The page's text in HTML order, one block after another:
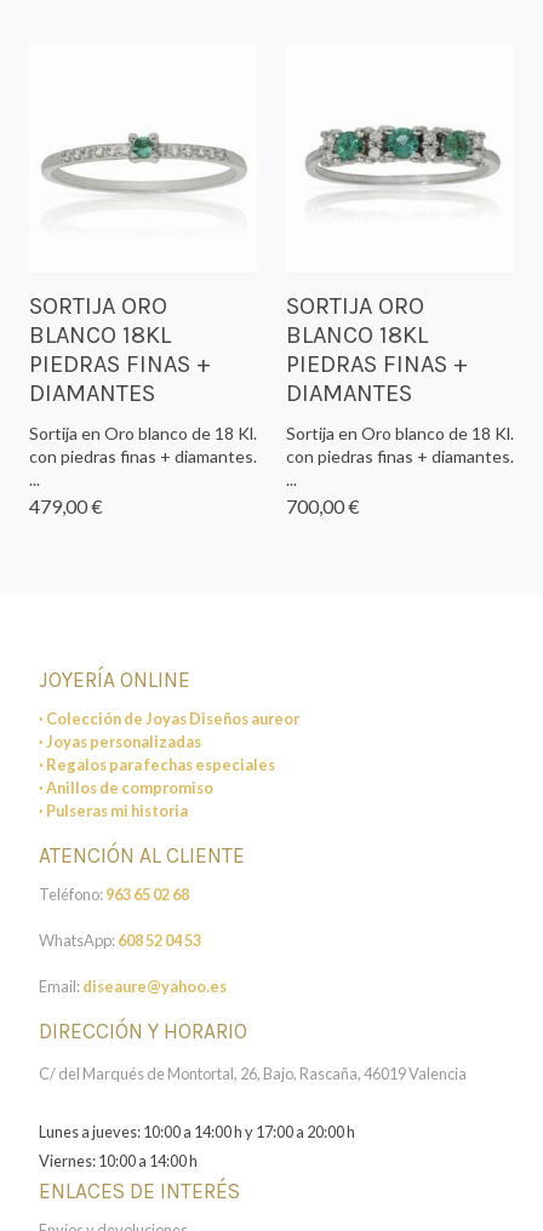
SORTIJA ORO
BLANCO 18KL
PIEDRAS FINAS +
DIAMANTES
Sortija en Oro blanco de 18 Kl.
con piedras finas + diamantes.
...
479,00 €
SORTIJA ORO
BLANCO 18KL
PIEDRAS FINAS +
DIAMANTES
Sortija en Oro blanco de 18 Kl.
con piedras finas + diamantes.
...
700,00 €
JOYERÍA ONLINE
· Colección de Joyas Diseños aureor
· Joyas personalizadas
· Regalos para fechas especiales
· Anillos de compromiso
· Pulseras mi historia
ATENCIÓN AL CLIENTE
Teléfono:963 65 02 68
WhatsApp:608 52 04 53
Email:diseaure@yahoo.es
DIRECCIÓN Y HORARIO
C/ del Marqués de Montortal, 26, Bajo, Rascaña, 46019 Valencia
Lunes a jueves: 10:00 a 14:00 h y 17:00 a 20:00 h
Viernes: 10:00 a 14:00 h
ENLACES DE INTERÉS